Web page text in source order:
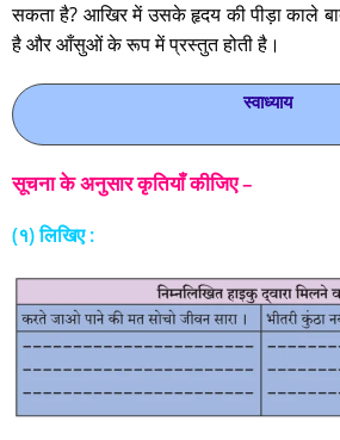
सकता है? आखिर में उसके हृदय की पीड़ा काले
है और आँसुओं के रूप में प्रस्तुत होती है।
स्‍वाध्याय
सूचना के अनुसार कृतियाँ कीजिए –
(१) लिखिए :